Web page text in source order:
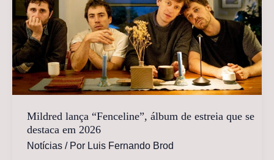
um
dos
destaques
indie
de
2026
Mildred lança “Fenceline”, álbum de estreia que se
destaca em 2026
Notícias / Por Luis Fernando Brod